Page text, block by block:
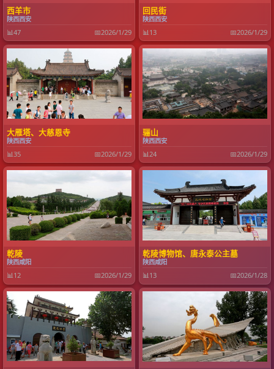
西羊市
陕西西安
📊47 📅2026/1/29
回民街
陕西西安
📊 13 📅2026/1/29
大雁塔、大慈恩寺
陕西西安
📊 35 📅2026/1/29
骊山
陕西西安
📊 24 📅2026/1/29
乾陵
陕西咸阳
📊12 📅2026/1/29
乾陵博物馆、唐永泰公主墓
陕西咸阳
📊13 📅2026/1/28